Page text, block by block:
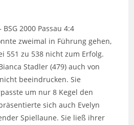
2000 Passau 4:4
zweimal in Führung gehen,
551 zu 538 nicht zum Erfolg.
Stadler (479) auch von
beeindrucken. Sie
um nur 8 Kegel den
sich auch Evelyn
Spiellaune. Sie ließ ihrer